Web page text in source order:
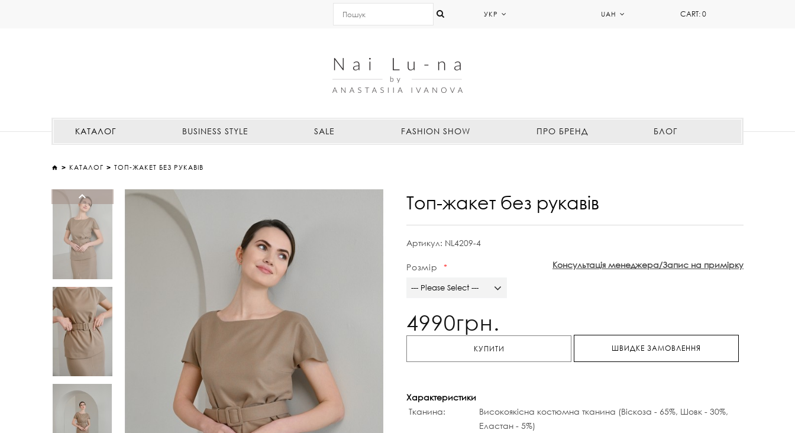
УКР UAH CART:0
КАТАЛОГ BUSINESS STYLE SALE FASHION SHOW ПРО БРЕНД БЛОГ
КАТАЛОГ ТОП-ЖАКЕТ БЕЗ РУКАВІВ
Топ-жакет без рукавів
Артикул: NL4209-4
Консультація менеджера/Запис на примірку
Розмір
--- Please Select ---
4990грн.
КУПИТИ ШВИДКЕ ЗАМОВЛЕННЯ
Характеристики
Тканина:
Високоякісна костюмна тканина (Віскоза - 65%, Шовк - 30%,
Еластан - 5%)